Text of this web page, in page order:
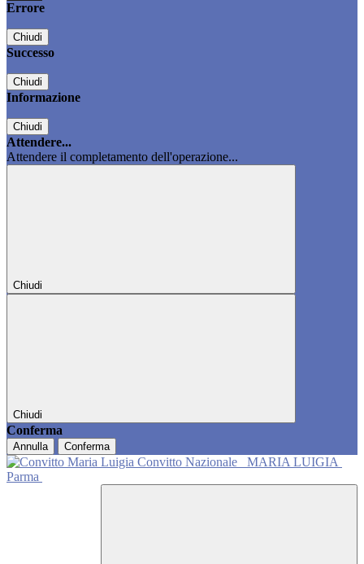
Errore
Chiudi
Successo
Chiudi
Informazione
Chiudi
Attendere...
Attendere il completamento dell'operazione...
Chiudi
Chiudi
Conferma
Annulla Conferma
Convitto Nazionale
MARIA LUIGIA
Parma